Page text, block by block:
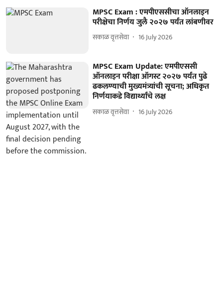
MPSC Exam : एमपीएससीचा ऑनलाइन
परीक्षेचा निर्णय जुलै २०२७ पर्यंत लांबणीवर
सकाळ वृत्तसेवा 16 July 2026
MPSC Exam Update: एमपीएससी
ऑनलाइन परीक्षा ऑगस्ट २०२७ पर्यंत पुढे
ढकलण्याची मुख्यमंत्र्यांची सूचना; अधिकृत
निर्णयाकडे विद्यार्थ्यांचे लक्ष
सकाळ वृत्तसेवा 16 July 2026